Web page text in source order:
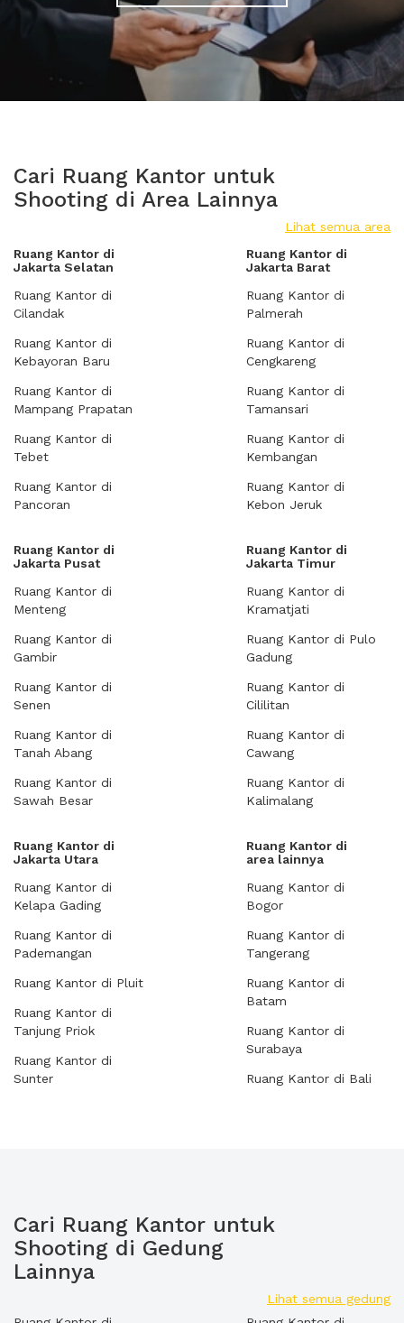
Cari Ruang Kantor untuk
Shooting di Area Lainnya
Lihat semua area
Ruang Kantor di
Jakarta Selatan
Ruang Kantor di
Cilandak
Ruang Kantor di
Kebayoran Baru
Ruang Kantor di
Mampang Prapatan
Ruang Kantor di
Tebet
Ruang Kantor di
Pancoran
Ruang Kantor di
Jakarta Barat
Ruang Kantor di
Palmerah
Ruang Kantor di
Cengkareng
Ruang Kantor di
Tamansari
Ruang Kantor di
Kembangan
Ruang Kantor di
Kebon Jeruk
Ruang Kantor di
Jakarta Pusat
Ruang Kantor di
Menteng
Ruang Kantor di
Gambir
Ruang Kantor di
Senen
Ruang Kantor di
Tanah Abang
Ruang Kantor di
Sawah Besar
Ruang Kantor di
Jakarta Timur
Ruang Kantor di
Kramatjati
Ruang Kantor di Pulo
Gadung
Ruang Kantor di
Cililitan
Ruang Kantor di
Cawang
Ruang Kantor di
Kalimalang
Ruang Kantor di
Jakarta Utara
Ruang Kantor di
Kelapa Gading
Ruang Kantor di
Pademangan
Ruang Kantor di Pluit
Ruang Kantor di
Tanjung Priok
Ruang Kantor di
Sunter
Ruang Kantor di
area lainnya
Ruang Kantor di
Bogor
Ruang Kantor di
Tangerang
Ruang Kantor di
Batam
Ruang Kantor di
Surabaya
Ruang Kantor di Bali
Cari Ruang Kantor untuk
Shooting di Gedung
Lainnya
Lihat semua gedung